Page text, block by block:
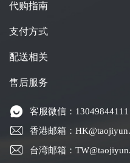
代购指南
支付方式
配送相关
售后服务
客服微信：13049844111
香港邮箱：
台湾邮箱：